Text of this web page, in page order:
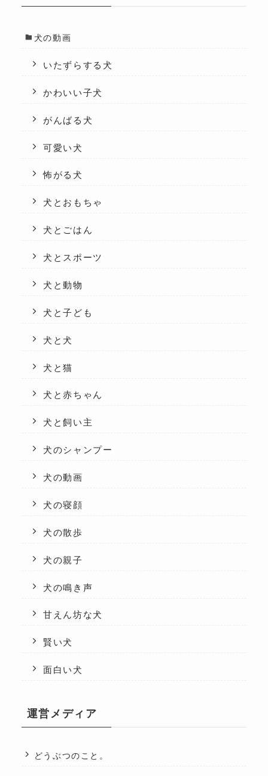
犬の動画
いたずらする犬
かわいい子犬
がんばる犬
可愛い犬
怖がる犬
犬とおもちゃ
犬とごはん
犬とスポーツ
犬と動物
犬と子ども
犬と犬
犬と猫
犬と赤ちゃん
犬と飼い主
犬のシャンプー
犬の動画
犬の寝顔
犬の散歩
犬の親子
犬の鳴き声
甘えん坊な犬
賢い犬
面白い犬
運営メディア
どうぶつのこと。